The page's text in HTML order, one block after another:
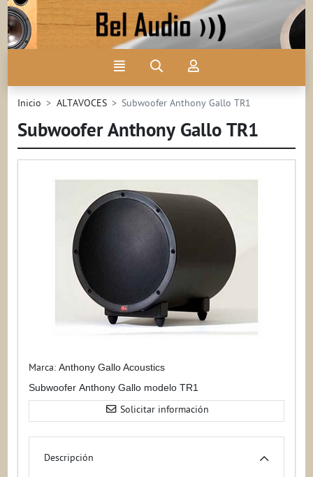
Ir al contenido principal de la página
Menú Búsqueda
Inicio ALTAVOCES Subwoofer Anthony Gallo TR1
Subwoofer Anthony Gallo TR1
Marca: Anthony Gallo Acoustics
Subwoofer Anthony Gallo modelo TR1
Solicitar información
Descripción